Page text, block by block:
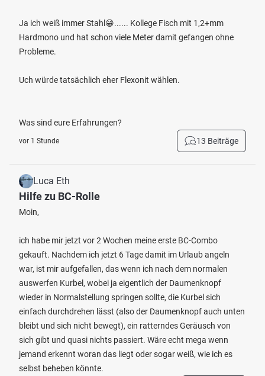
Ja ich weiß immer Stahl😁...... Kollege Fisch mit 1,2+mm
Hardmono und hat schon viele Meter damit gefangen ohne
Probleme.
Uch würde tatsächlich eher Flexonit wählen.
Was sind eure Erfahrungen?
vor 1 Stunde 13 Beiträge
Luca Eth
Hilfe zu BC-Rolle
Moin,
ich habe mir jetzt vor 2 Wochen meine erste BC-Combo
gekauft. Nachdem ich jetzt 6 Tage damit im Urlaub angeln
war, ist mir aufgefallen, das wenn ich nach dem normalen
auswerfen Kurbel, wobei ja eigentlich der Daumenknopf
wieder in Normalstellung springen sollte, die Kurbel sich
einfach durchdrehen lässt (also der Daumenknopf auch unten
bleibt und sich nicht bewegt), ein ratterndes Geräusch von
sich gibt und quasi nichts passiert. Wäre echt mega wenn
jemand erkennt woran das liegt oder sogar weiß, wie ich es
selbst beheben könnte.